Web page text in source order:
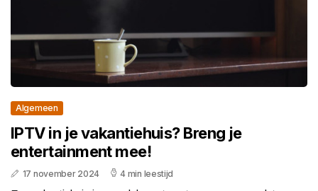
Algemeen
IPTV in je vakantiehuis? Breng je
entertainment mee!
17 november 2024 4 min leestijd